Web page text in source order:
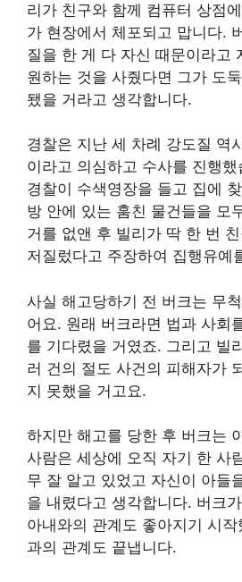
리가 친구와 함께 컴퓨터 상점
가 현장에서 체포되고 맙니다.
질을 한 게 다 자신 때문이라고
원하는 것을 사줬다면 그가 도
됐을 거라고 생각합니다.
경찰은 지난 세 차례 강도질 역
이라고 의심하고 수사를 진행
경찰이 수색영장을 들고 집에
방 안에 있는 훔친 물건들을 모
거를 없앤 후 빌리가 딱 한 번
저질렀다고 주장하여 집행유예
사실 해고당하기 전 버크는 무
어요. 원래 버크라면 법과 사회
를 기다렸을 거였죠. 그리고 빌
러 건의 절도 사건의 피해자가
지 못했을 거고요.
하지만 해고를 당한 후 버크는
사람은 세상에 오직 자기 한 사
무 잘 알고 있었고 자신이 아들
을 내렸다고 생각합니다. 버크
아내와의 관계도 좋아지기 시
과의 관계도 끝냅니다.